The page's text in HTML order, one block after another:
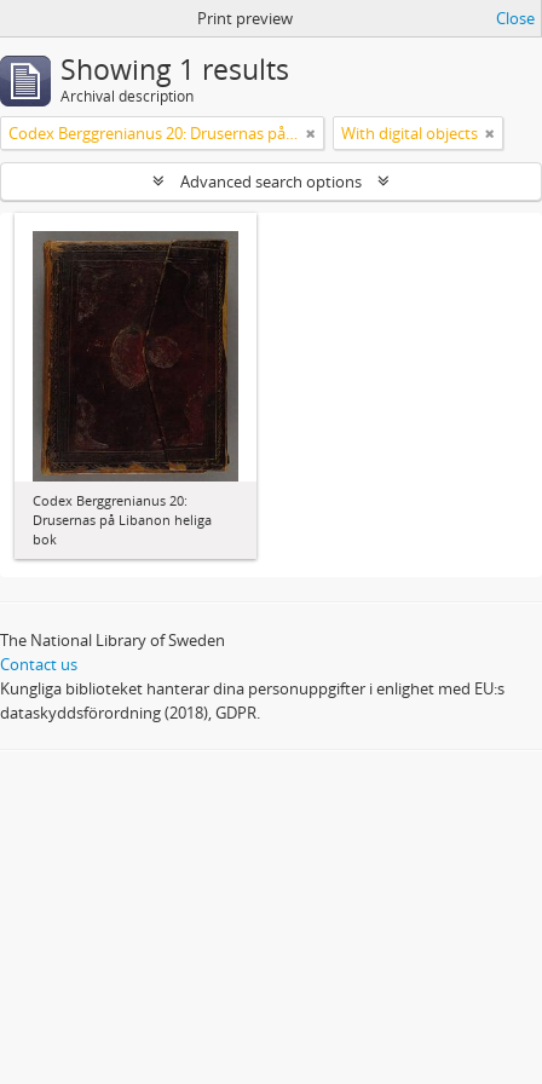
Print preview Close
Showing 1 results
Archival description
Codex Berggrenianus 20: Drusernas på Libanon heliga bok With digital objects
Advanced search options
Codex Berggrenianus 20:
Drusernas på Libanon heliga
bok
The National Library of Sweden
Contact us
Kungliga biblioteket hanterar dina personuppgifter i enlighet med EU:s
dataskyddsförordning (2018), GDPR.